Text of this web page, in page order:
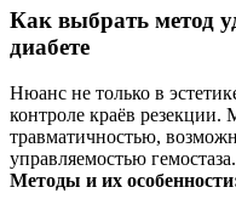
Как выбрать метод
диабете
Нюанс не только в
контроле краёв резекции.
травматичностью,
управляемостью гемостаза.
Методы и их